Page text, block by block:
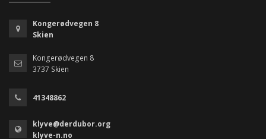
Kongerødvegen 8
Skien
Kongerødvegen 8
3737 Skien
41348862
klyve@derdubor.org
klyve-n.no